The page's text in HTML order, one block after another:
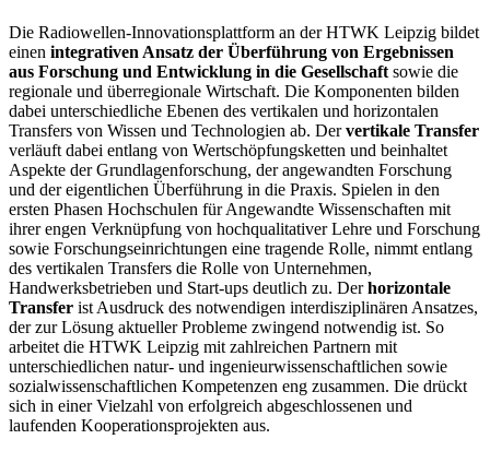
Die Radiowellen-Innovationsplattform an der HTWK Leipzig bildet
einen integrativen Ansatz der Überführung von Ergebnissen
aus Forschung und Entwicklung in die Gesellschaft sowie die
regionale und überregionale Wirtschaft. Die Komponenten bilden
dabei unterschiedliche Ebenen des vertikalen und horizontalen
Transfers von Wissen und Technologien ab. Dervertikale Transfer
verläuft dabei entlang von Wertschöpfungsketten und beinhaltet
Aspekte der Grundlagenforschung, der angewandten Forschung
und der eigentlichen Überführung in die Praxis. Spielen in den
ersten Phasen Hochschulen für Angewandte Wissenschaften mit
ihrer engen Verknüpfung von hochqualitativer Lehre und Forschung
sowie Forschungseinrichtungen eine tragende Rolle, nimmt entlang
des vertikalen Transfers die Rolle von Unternehmen,
Handwerksbetrieben und Start-ups deutlich zu. Derhorizontale
Transfer ist Ausdruck des notwendigen interdisziplinären Ansatzes,
der zur Lösung aktueller Probleme zwingend notwendig ist. So
arbeitet die HTWK Leipzig mit zahlreichen Partnern mit
unterschiedlichen natur- und ingenieurwissenschaftlichen sowie
sozialwissenschaftlichen Kompetenzen eng zusammen. Die drückt
sich in einer Vielzahl von erfolgreich abgeschlossenen und
laufenden Kooperationsprojekten aus.